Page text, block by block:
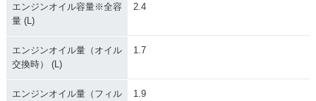
エンジンオイル容量※全容
量 (L)
2.4
エンジンオイル量（オイル
交換時） (L)
1.7
エンジンオイル量（フィル
1.9